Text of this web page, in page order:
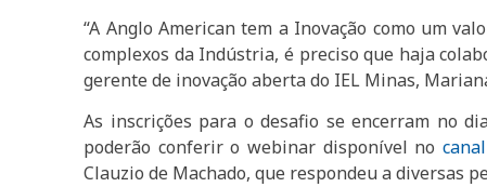
“A Anglo American tem a Inovação como um
complexos da Indústria, é preciso que haja
gerente de inovação aberta do IEL Minas,
As inscrições para o desafio se encerram no
poderão conferir o webinar disponível no
Clauzio de Machado, que respondeu a diversas